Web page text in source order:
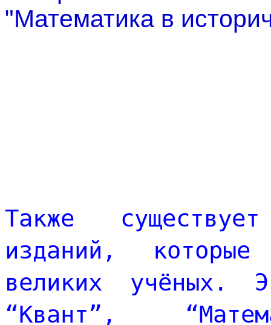
"Математика в
Также
изданий, которые
великих учёных.
“Квант”,